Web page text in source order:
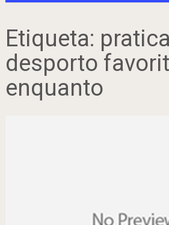
Etiqueta:
desporto
enquanto